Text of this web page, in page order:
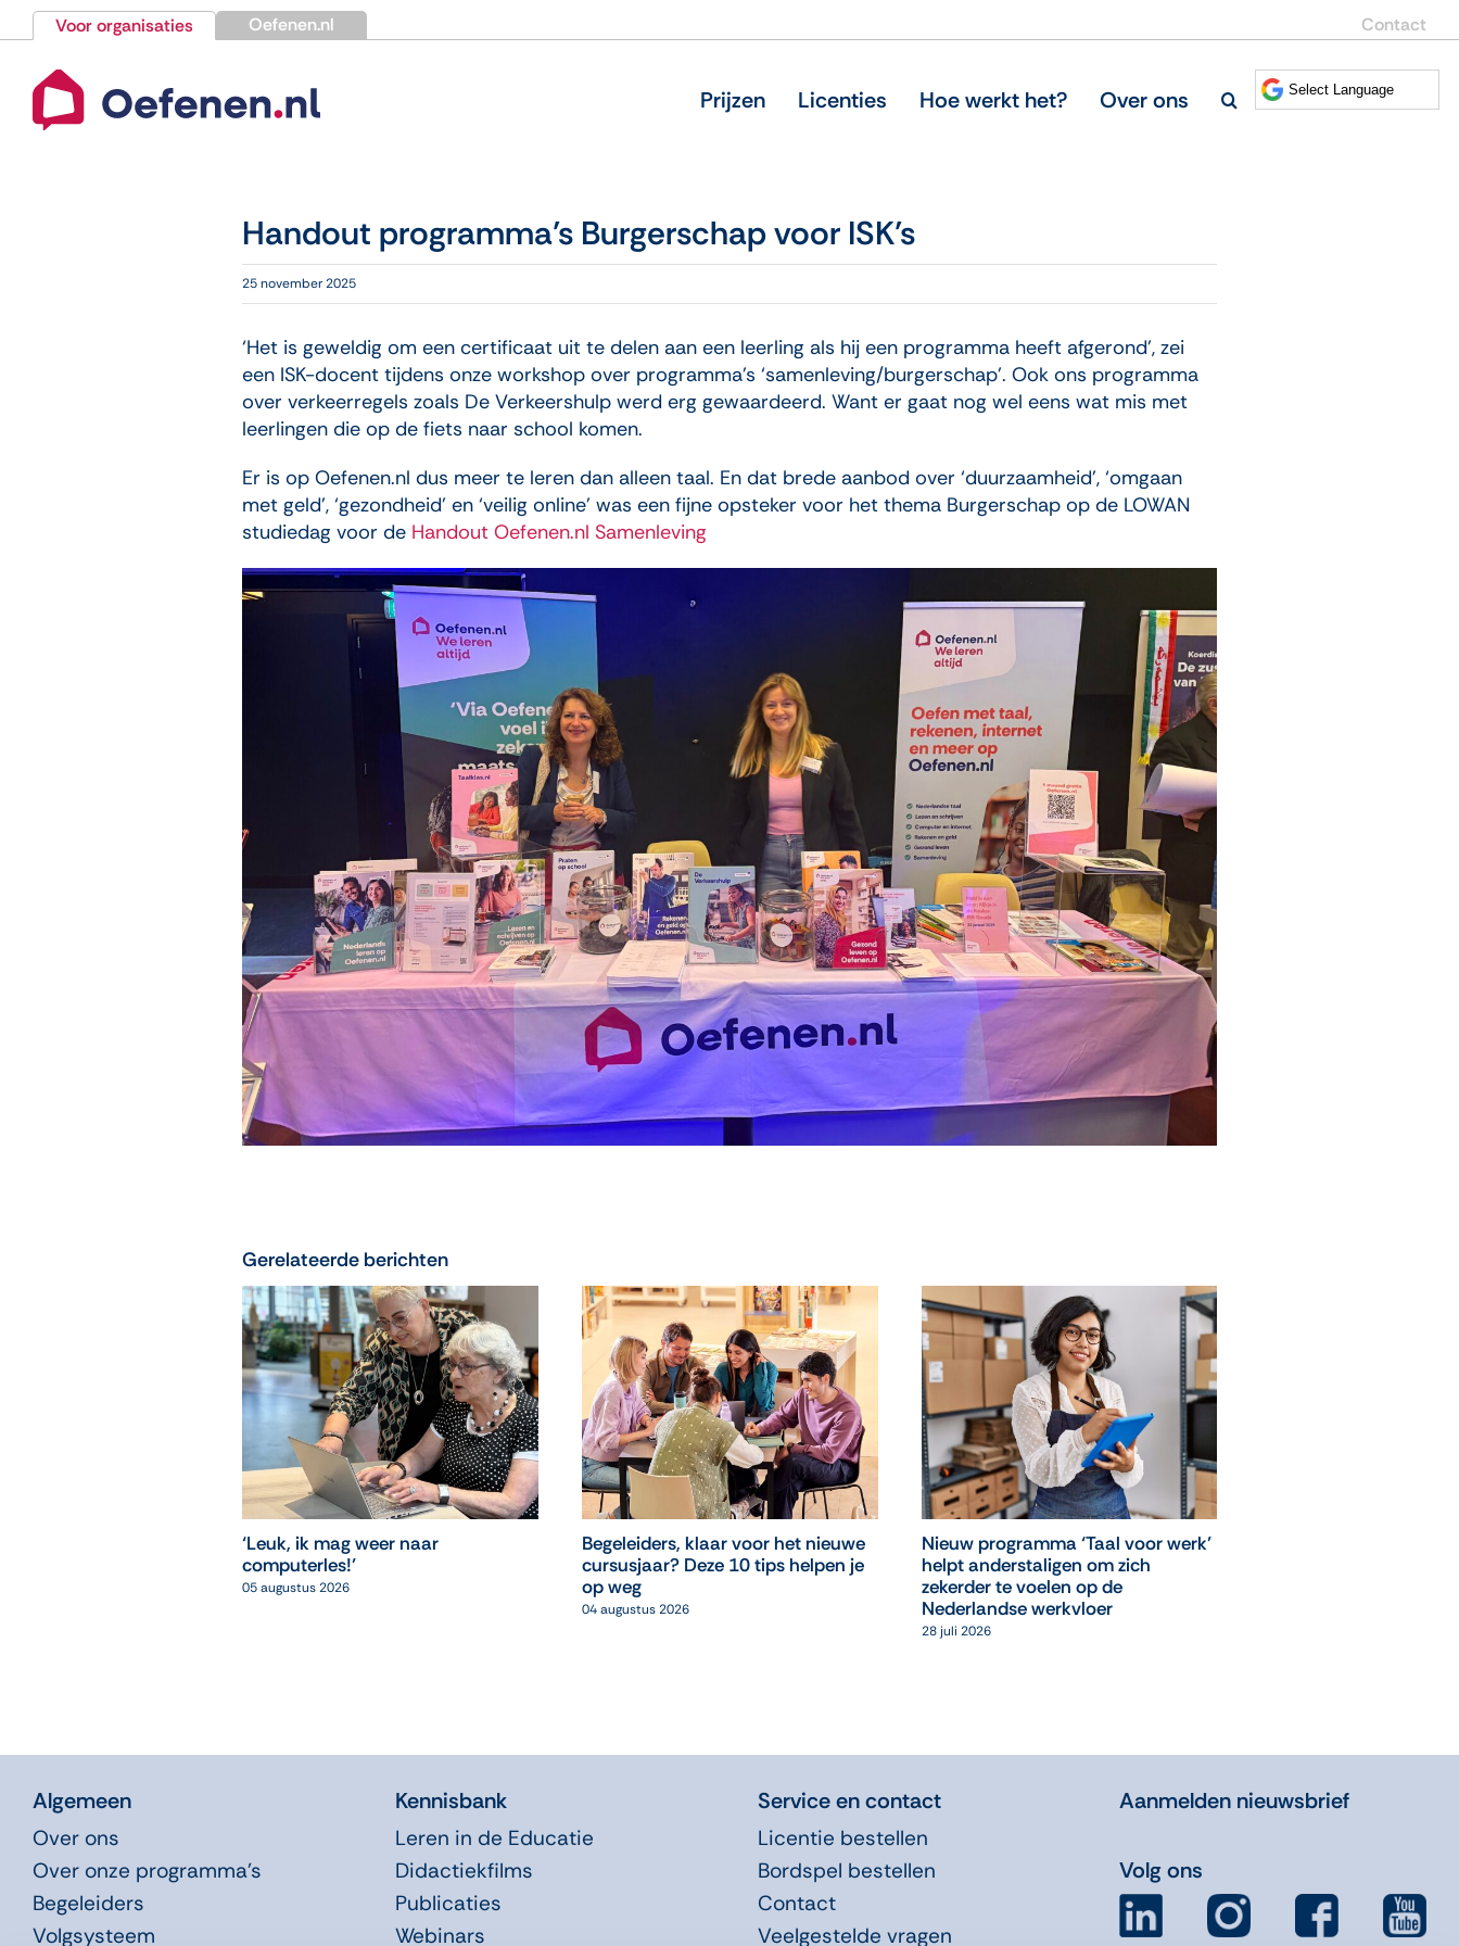
naar
inhoud
Voor organisaties Oefenen.nl Contact
Prijzen Licenties Hoe werkt het? Over ons
Handout programma’s Burgerschap voor ISK’s
25 november 2025
‘Het is geweldig om een certificaat uit te delen aan een leerling als hij een programma heeft afgerond’, zei
een ISK-docent tijdens onze workshop over programma’s ‘samenleving/burgerschap’. Ook ons programma
over verkeerregels zoals De Verkeershulp werd erg gewaardeerd. Want er gaat nog wel eens wat mis met
leerlingen die op de fiets naar school komen.
Er is op Oefenen.nl dus meer te leren dan alleen taal. En dat brede aanbod over ‘duurzaamheid’, ‘omgaan
met geld’, ‘gezondheid’ en ‘veilig online’ was een fijne opsteker voor het thema Burgerschap op de LOWAN
studiedag voor de Handout Oefenen.nl Samenleving
Gerelateerde berichten
‘Leuk, ik mag weer naar
computerles!’
05 augustus 2026
Begeleiders, klaar voor het nieuwe
cursusjaar? Deze 10 tips helpen je
op weg
04 augustus 2026
Nieuw programma ‘Taal voor werk’
helpt anderstaligen om zich
zekerder te voelen op de
Nederlandse werkvloer
28 juli 2026
Algemeen
Over ons
Over onze programma’s
Begeleiders
Volgsysteem
Kennisbank
Leren in de Educatie
Didactiekfilms
Publicaties
Webinars
Service en contact
Licentie bestellen
Bordspel bestellen
Contact
Veelgestelde vragen
Aanmelden nieuwsbrief
Volg ons